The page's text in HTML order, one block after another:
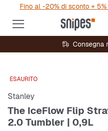
Fino al -20% di sconto +
Consegna
ESAURITO
Stanley
The IceFlow Flip
2.0 Tumbler | 0,9L